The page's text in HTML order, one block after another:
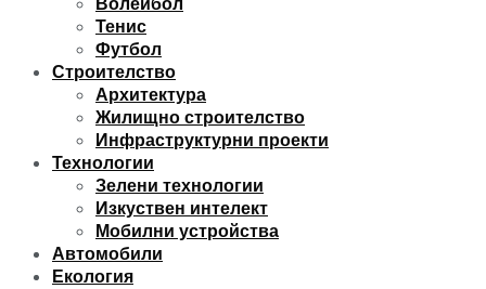
Тенис
Футбол
Строителство
Архитектура
Жилищно строителство
Инфраструктурни проекти
Технологии
Зелени технологии
Изкуствен интелект
Мобилни устройства
Автомобили
Екология